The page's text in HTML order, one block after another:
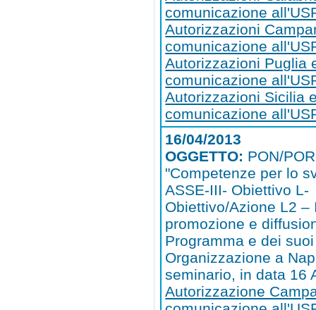
comunicazione
Autorizzazioni
comunicazione
Autorizzazioni Puglia
comunicazione
Autorizzazioni Sicilia
comunicazione
16/04/2013
OGGETTO: PON/
"Competenze per lo
ASSE-III- Obiettivo L-
Obiettivo/Azione L2 –
promozione e
Programma e dei
Organizzazione a
seminario, in data 16
Autorizzazione